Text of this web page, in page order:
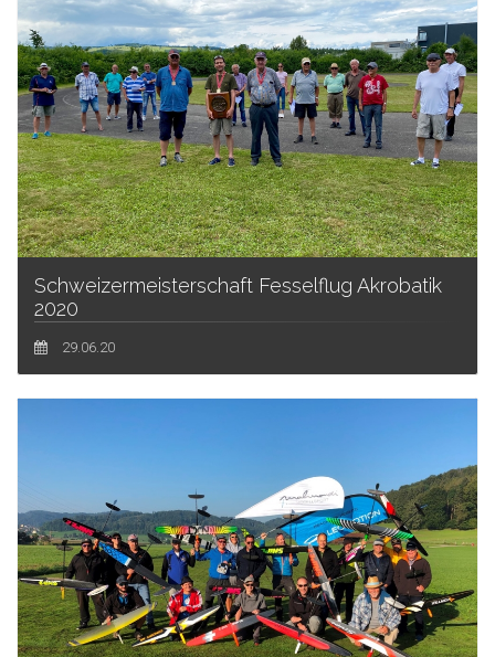
Schweizermeisterschaft Fesselflug Akrobatik
2020
29.06.20